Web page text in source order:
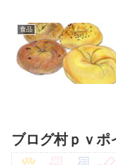
食品
ブログ村ｐｖポ